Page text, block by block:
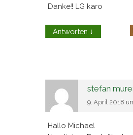
Danke!! LG karo
Antworten ↓
stefan
9. April 2018
Hallo Michael